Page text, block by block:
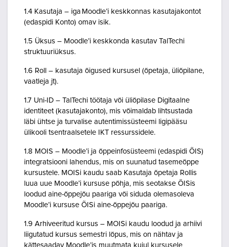
1.4 Kasutaja – iga Moodle’i keskkonnas kasutajakontot
(edaspidi Konto) omav isik.
1.5 Üksus – Moodle’i keskkonda kasutav TalTechi
struktuuriüksus.
1.6 Roll – kasutaja õigused kursusel (õpetaja, üliõpilane,
vaatleja jt).
1.7 Uni-ID – TalTechi töötaja või üliõpilase Digitaalne
identiteet (kasutajakonto), mis võimaldab lihtsustada
läbi ühtse ja turvalise autentimissüsteemi ligipääsu
ülikooli tsentraalsetele IKT ressurssidele.
1.8 MOIS – Moodle’i ja õppeinfosüsteemi (edaspidi ÕIS)
integratsiooni lahendus, mis on suunatud tasemeõppe
kursustele. MOISi kaudu saab Kasutaja õpetaja Rollis
luua uue Moodle’i kursuse põhja, mis seotakse ÕISis
loodud aine-õppejõu paariga või siduda olemasoleva
Moodle’i kursuse ÕISi aine-õppejõu paariga.
1.9 Arhiveeritud kursus – MOISi kaudu loodud ja arhiivi
liigutatud kursus semestri lõpus, mis on nähtav ja
kättesaadav Moodle’is muutmata kujul kursusele